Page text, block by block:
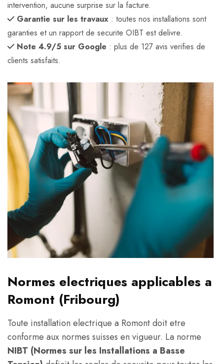
intervention, aucune surprise sur la facture.
Garantie sur les travaux : toutes nos installations sont
garanties et un rapport de securite OIBT est delivre.
Note 4.9/5 sur Google : plus de 127 avis verifies de
clients satisfaits.
Normes electriques applicables a
Romont (Fribourg)
Toute installation electrique a Romont doit etre
conforme aux normes suisses en vigueur. La norme
NIBT (Normes sur les Installations a Basse